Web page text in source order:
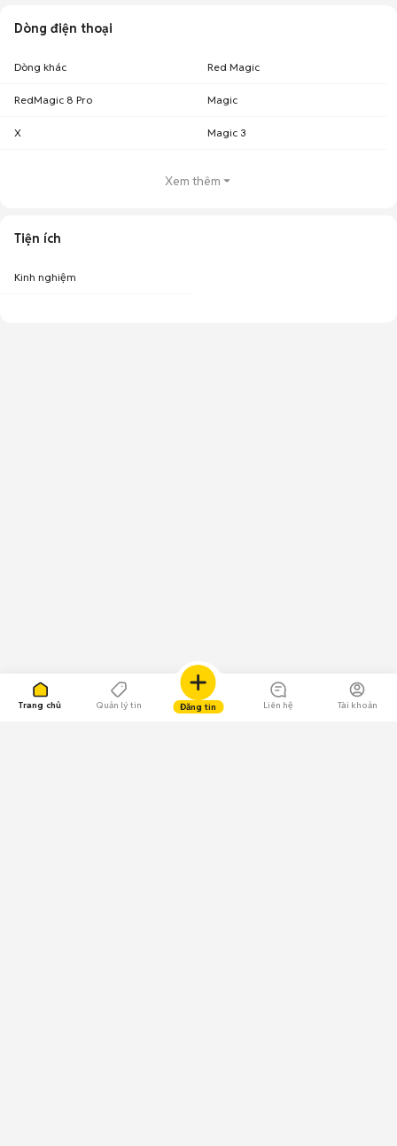
Trang chủ Quản lý tin Đăng tin Liên hệ Tài khoản
Dòng điện thoại
Dòng khác Red Magic
RedMagic 8 Pro Magic
X Magic 3
Xem thêm
Tiện ích
Kinh nghiệm